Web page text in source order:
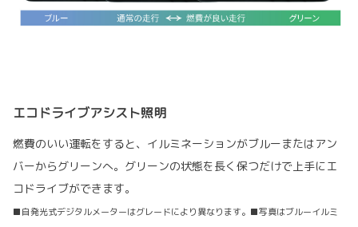
エコドライブアシスト照明
燃費のいい運転をすると、イルミネーションがブルーまたはアン
バーからグリーンへ。グリーンの状態を長く保つだけで上手にエ
コドライブができます。
■自発光式デジタルメーターはグレードにより異なります。■写真はブルーイルミ